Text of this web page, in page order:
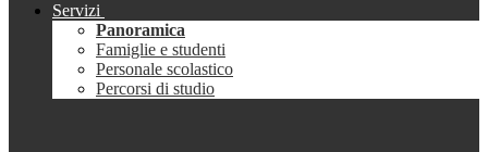
Servizi
Panoramica
Famiglie e studenti
Personale scolastico
Percorsi di studio